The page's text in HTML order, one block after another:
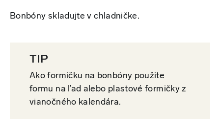
Bonbóny skladujte v chladničke.
TIP
Ako formičku na bonbóny použite
formu na ľad alebo plastové formičky z
vianočného kalendára.